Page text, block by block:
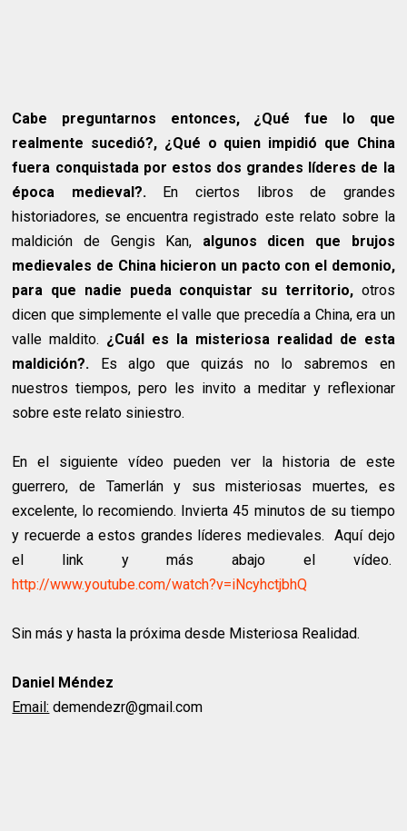
Cabe preguntarnos entonces, ¿Qué fue lo que
realmente sucedió?, ¿Qué o quien impidió que China
fuera conquistada por estos dos grandes líderes de la
época medieval?. En ciertos libros de grandes
historiadores, se encuentra registrado este relato sobre la
maldición de Gengis Kan, algunos dicen que brujos
medievales de China hicieron un pacto con el demonio,
para que nadie pueda conquistar su territorio,otros
dicen que simplemente el valle que precedía a China, era un
valle maldito. ¿Cuál es la misteriosa realidad de esta
maldición?. Es algo que quizás no lo sabremos en
nuestros tiempos, pero les invito a meditar y reflexionar
sobre este relato siniestro.
En el siguiente vídeo pueden ver la historia de este
guerrero, de Tamerlán y sus misteriosas muertes, es
excelente, lo recomiendo. Invierta 45 minutos de su tiempo
y recuerde a estos grandes líderes medievales. Aquí dejo
el link y más abajo el vídeo.
http://www.youtube.com/watch?v=iNcyhctjbhQ
Sin más y hasta la próxima desde Misteriosa Realidad.
Daniel Méndez
Email: demendezr@gmail.com